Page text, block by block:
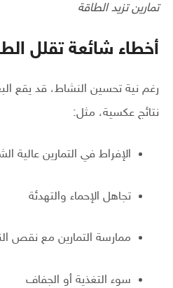
تمارين تزيد الطاقة
أخطاء شائعة تقلل
رغم نية تحسين النشاط، قد يقع
نتائج عكسية، مثل:
الإفراط في التمارين عالية
تجاهل الإحماء والتهدئة
ممارسة التمارين مع نقص
سوء التغذية أو الجفاف